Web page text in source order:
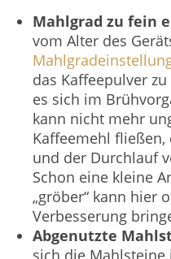
Mahlgrad zu fein
vom Alter des
das Kaffeepulver
es sich im
kann nicht mehr
Kaffeemehl
und der Durchlauf
Schon eine kleine
„gröber“ kann hier
Verbesserung
Abgenutzte
sich die